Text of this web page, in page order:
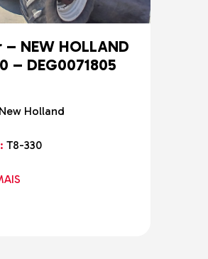
NEW HOLLAND
– DEG0071805
New Holland
T8-330